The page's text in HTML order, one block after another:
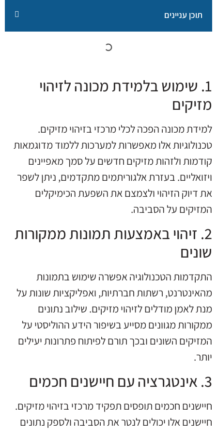
תוכן עניינים
1. שימוש בלמידת מכונה לזיהוי
מזיקים
למידת מכונה הפכה לכלי מרכזי בזיהוי מזיקים.
טכנולוגיות אלו מאפשרות למערכות ללמוד מדוגמאות
קודמות ולזהות מזיקים חדשים על סמך מאפיינים
ויזואליים. בעזרת אלגוריתמים מתקדמים, ניתן לשפר
את דיוק הזיהוי ולצמצם את השפעת הכימיקלים
המזיקים על הסביבה.
2. זיהוי באמצעות תמונות ממקורות
שונים
התקדמות הטכנולוגיה אפשרה שימוש בתמונות
מהאינטרנט, רשתות חברתיות, ואפליקציות שונות על
מנת לאמן מודלים לזיהוי מזיקים. שילוב נתונים
ממקורות מגוונים מסייע בשיפור הידע ההוליסטי על
המזיקים השונים ובכך תורם לפיתוח פתרונות יעילים
יותר.
3. אינטגרציה עם חיישנים חכמים
חיישנים חכמים תופסים תפקיד מרכזי בזיהוי מזיקים.
חיישנים אלו יכולים לנטר את הסביבה ולספק נתונים